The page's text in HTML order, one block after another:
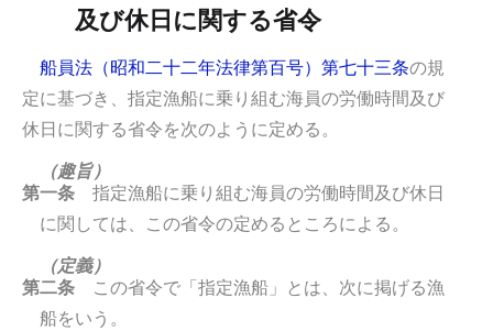
及び休日に関する省令
船員法（昭和二十二年法律第百号）第七十三条の規
定に基づき、指定漁船に乗り組む海員の労働時間及び
休日に関する省令を次のように定める。
（趣旨）
第一条 指定漁船に乗り組む海員の労働時間及び休日
に関しては、この省令の定めるところによる。
（定義）
第二条 この省令で「指定漁船」とは、次に掲げる漁
船をいう。